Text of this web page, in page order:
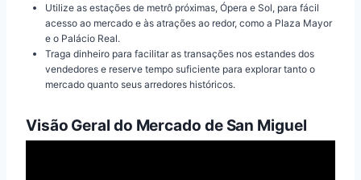
Utilize as estações de metrô próximas, Ópera e Sol, para fácil
acesso ao mercado e às atrações ao redor, como a Plaza Mayor
e o Palácio Real.
Traga dinheiro para facilitar as transações nos estandes dos
vendedores e reserve tempo suficiente para explorar tanto o
mercado quanto seus arredores históricos.
Visão Geral do Mercado de San Miguel